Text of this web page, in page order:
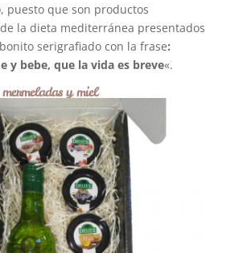
puesto que son productos
la dieta mediterránea presentados
serigrafiado con la frase:
y bebe, que la vida es breve«.
y miel